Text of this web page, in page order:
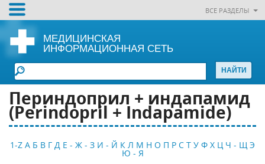
ВСЕ РАЗДЕЛЫ
МЕДИЦИНСКАЯ
ИНФОРМАЦИОННАЯ СЕТЬ
Периндоприл + индапамид
(Perindopril + Indapamide)
1-Z А Б В Г Д Е - Ж - З И - Й К Л М Н О П Р С Т У Ф Х Ц Ч - Щ Э
Ю - Я